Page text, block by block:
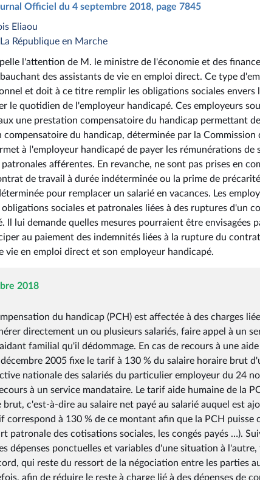
Officiel du 4 septembre 2018, page 7845
Eliaou
République en Marche
l'attention de M. le ministre de l'économie et des
des assistants de vie en emploi direct. Ce type
et doit à ce titre remplir les obligations sociales envers
le quotidien de l'employeur handicapé. Ces employeurs
une prestation compensatoire du handicap permettant
du handicap, déterminée par la
à l'employeur handicapé de payer les rémunérations de
afférentes. En revanche, ne sont pas prises en
de travail à durée indéterminée ou la prime de
pour remplacer un salarié en vacances. Les
sociales et patronales liées à des ruptures d'un
Il lui demande quelles mesures pourraient être envisagées
au paiement des indemnités liées à la rupture du
vie en emploi direct et son employeur handicapé.
2018
du handicap (PCH) est affectée à des charges
directement un ou plusieurs salariés, faire appel à un
familial qu'il dédommage. En cas de recours à une
2005 fixe le tarif à 130 % du salaire horaire brut
nationale des salariés du particulier employeur du 24
à un service mandataire. Le tarif aide humaine de la
c'est-à-dire au salaire net payé au salarié auquel est
correspond à 130 % de ce montant afin que la PCH puisse
patronale des cotisations sociales, les congés payés …).
dépenses ponctuelles et variables d'une situation à
qui reste du ressort de la négociation entre les parties
afin de réduire le reste à charge lié à des dépenses de